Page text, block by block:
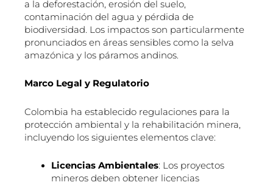
a la deforestación, erosión del suelo,
contaminación del agua y pérdida de
biodiversidad. Los impactos son particularmente
pronunciados en áreas sensibles como la selva
amazónica y los páramos andinos.
Marco Legal y Regulatorio
Colombia ha establecido regulaciones para la
protección ambiental y la rehabilitación minera,
incluyendo los siguientes elementos clave:
Licencias Ambientales: Los proyectos
mineros deben obtener licencias